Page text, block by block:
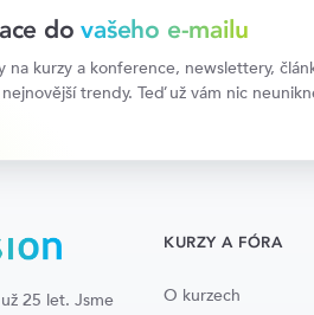
dovašeho e-mailu
na kurzy a konference, newslettery,
trendy. Teď už vám nic
25 let. Jsme
KURZY A FÓRA
O kurzech